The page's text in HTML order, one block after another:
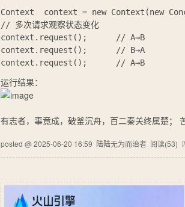
Context  context = new Context(new
// 多次请求观察状态变化
context.request();      // A→B
context.request();      // B→A
运行结果：
有志者，事竟成，破釜沉舟，百二秦关终属楚；
posted @2025-06-20 16:59 陆陆无为而治者 阅读(53)